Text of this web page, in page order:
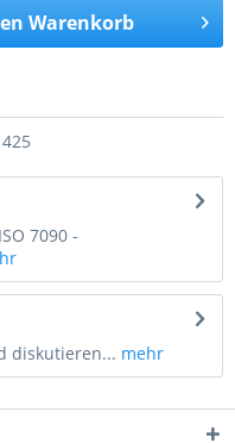
Warenkorb
7090 -
diskutieren... mehr